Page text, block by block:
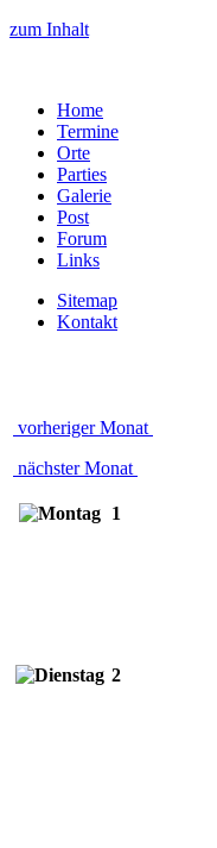
zum Inhalt
Home
Termine
Orte
Parties
Galerie
Post
Forum
Links
Sitemap
Kontakt
vorheriger Monat
nächster Monat
1
2